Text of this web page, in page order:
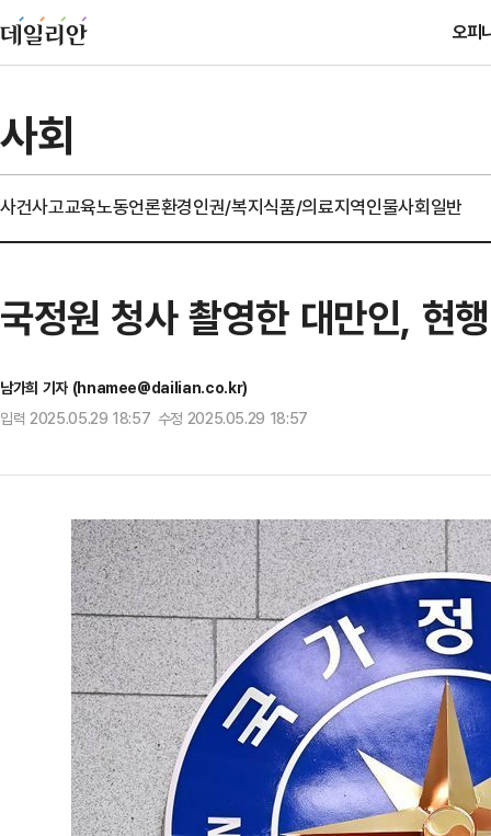
오피
사회
사건사고교육노동언론환경인권/복지식품/의료지역인물사회일반
국정원 청사 촬영한 대만인, 현
남가희 기자 (hnamee@dailian.co.kr)
입력 2025.05.29 18:57 수정 2025.05.29 18:57